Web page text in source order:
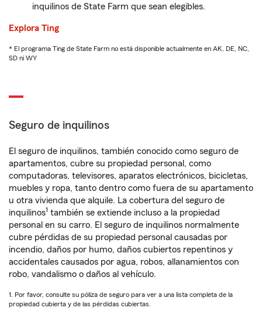
inquilinos de State Farm que sean elegibles.
Explora Ting
* El programa Ting de State Farm no está disponible actualmente en AK, DE, NC,
SD ni WY
Seguro de inquilinos
El seguro de inquilinos, también conocido como seguro de
apartamentos, cubre su propiedad personal, como
computadoras, televisores, aparatos electrónicos, bicicletas,
muebles y ropa, tanto dentro como fuera de su apartamento
u otra vivienda que alquile. La cobertura del seguro de
inquilinos1 también se extiende incluso a la propiedad
personal en su carro. El seguro de inquilinos normalmente
cubre pérdidas de su propiedad personal causadas por
incendio, daños por humo, daños cubiertos repentinos y
accidentales causados por agua, robos, allanamientos con
robo, vandalismo o daños al vehículo.
1. Por favor, consulte su póliza de seguro para ver a una lista completa de la
propiedad cubierta y de las pérdidas cubiertas.